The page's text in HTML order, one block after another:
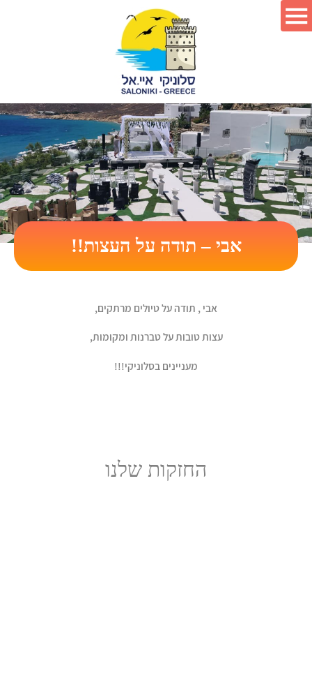
אבי – תודה על העצות!!
אבי , תודה על טיולים מרתקים,
עצות טובות על טברנות ומקומות,
מעניינים בסלוניקי!!!
החזקות שלנו